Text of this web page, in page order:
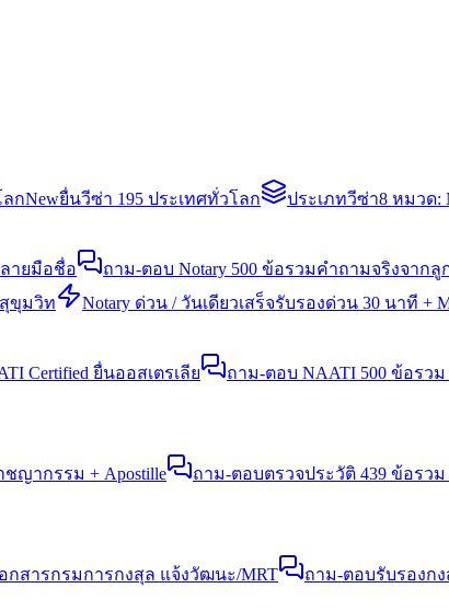
กNewยื่นวีซ่า 195 ประเทศทั่วโลก ประเภทวีซ่า8 หมวด:
ายมือชื่อ ถาม-ตอบ Notary 500 ข้อรวมคำถามจริงจากลู
ขุมวิท Notary ด่วน / วันเดียวเสร็จรับรองด่วน 30 นาที +
Certified ยื่นออสเตรเลีย ถาม-ตอบ NAATI 500 ข้อรวม
ญากรรม + Apostille ถาม-ตอบตรวจประวัติ 439 ข้อรวม
อกสารกรมการกงสุล แจ้งวัฒนะ/MRT ถาม-ตอบรับรองกง